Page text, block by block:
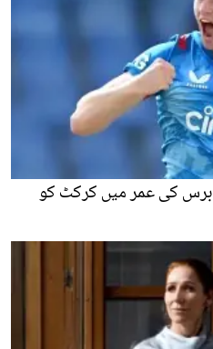
انگلینڈ کے فاسٹ بولر نے 25 برس کی عمر میں کرکٹ کو